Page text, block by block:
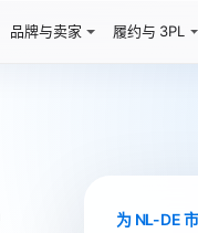
品牌与卖家 履约与 3PL
为 NL-DE